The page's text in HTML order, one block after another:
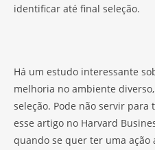
identificar até final seleção.
Há um estudo interessante
melhoria no ambiente
seleção. Pode não servir para
esse artigo no Harvard
quando se quer ter uma ação